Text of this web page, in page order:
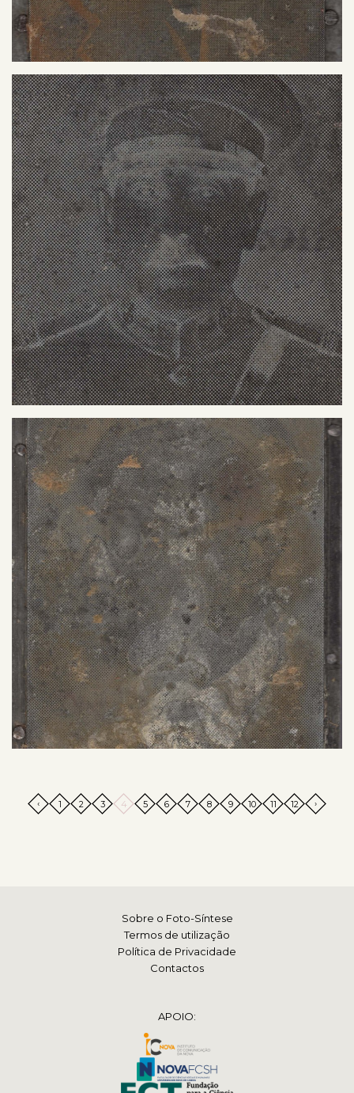
‹ 1 2 3 4 5 6 7 8 9 10 11 12 ›
Sobre o Foto-Síntese
Termos de utilização
Política de Privacidade
Contactos
APOIO: